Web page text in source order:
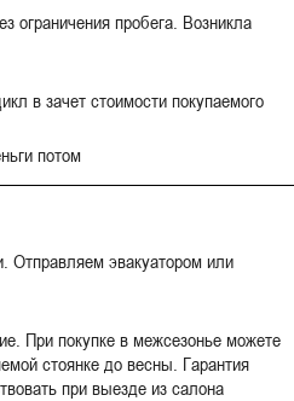
ограничения пробега. Возникла
в зачет стоимости покупаемого
потом
Отправляем эвакуатором или
При покупке в межсезонье можете
стоянке до весны. Гарантия
при выезде из салона